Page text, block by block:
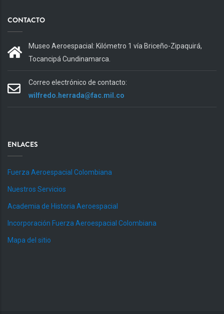
CONTACTO
Museo Aeroespacial: Kilómetro 1 vía Briceño-Zipaquirá,
Tocancipá Cundinamarca.
Correo electrónico de contacto:
wilfredo.herrada@fac.mil.co
ENLACES
Fuerza Aeroespacial Colombiana
Nuestros Servicios
Academia de Historia Aeroespacial
Incorporación Fuerza Aeroespacial Colombiana
Mapa del sitio